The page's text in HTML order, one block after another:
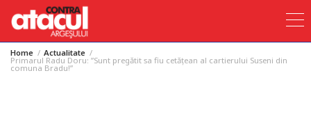
SkipHome Actualitate
Primarul Radu Doru: ”Sunt pregătit sa fiu cetățean al cartierului Suseni din
comuna Bradu!”